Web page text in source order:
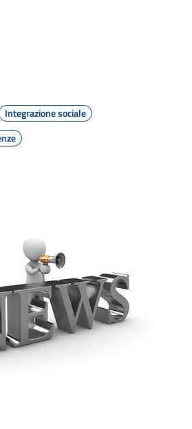
Integrazione sociale